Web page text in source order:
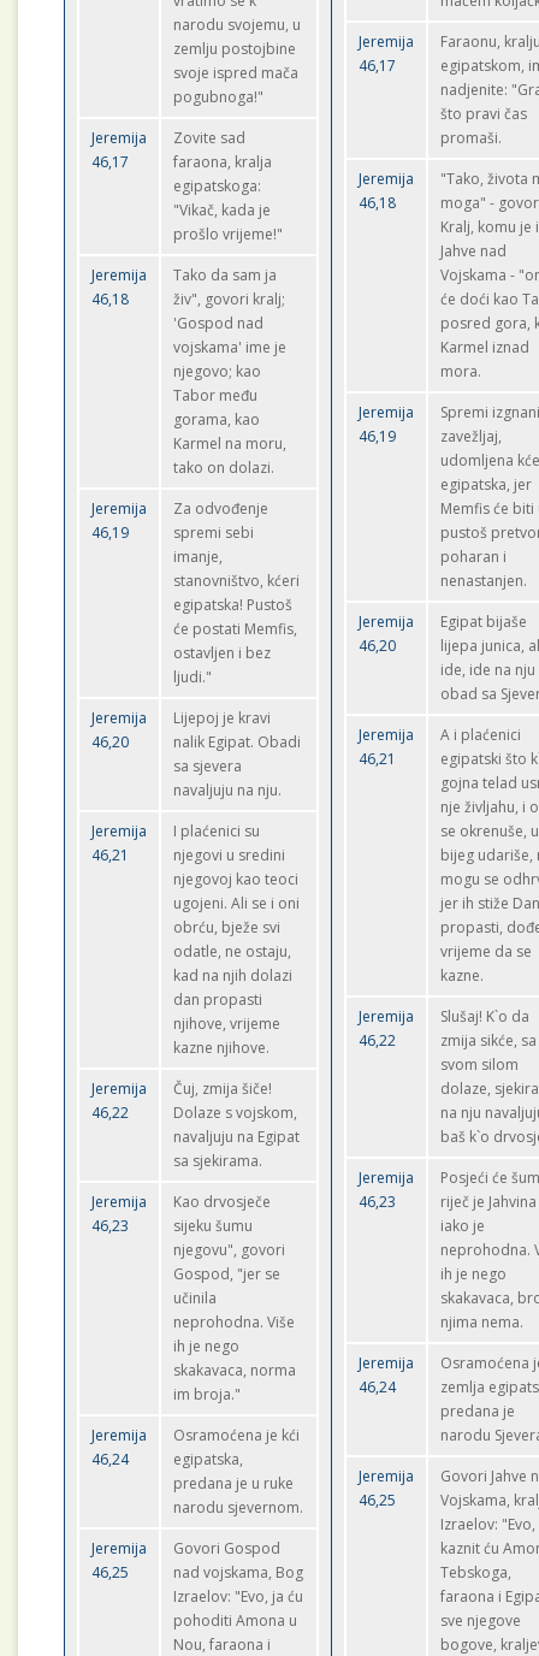
narodu svojemu, u
zemlju postojbine
svoje ispred mača
pogubnoga!"
Jeremija
46,17
Zovite sad
faraona, kralja
egipatskoga:
"Vikač, kada je
prošlo vrijeme!"
Jeremija
46,18
Tako da sam ja
živ", govori kralj;
'Gospod nad
vojskama' ime je
njegovo; kao
Tabor među
gorama, kao
Karmel na moru,
tako on dolazi.
Jeremija
46,19
Za odvođenje
spremi sebi
imanje,
stanovništvo, kćeri
egipatska! Pustoš
će postati Memfis,
ostavljen i bez
ljudi."
Jeremija
46,20
Lijepoj je kravi
nalik Egipat. Obadi
sa sjevera
navaljuju na nju.
Jeremija
46,21
I plaćenici su
njegovi u sredini
njegovoj kao teoci
ugojeni. Ali se i oni
obrću, bježe svi
odatle, ne ostaju,
kad na njih dolazi
dan propasti
njihove, vrijeme
kazne njihove.
Jeremija
46,22
Čuj, zmija šiče!
Dolaze s vojskom,
navaljuju na Egipat
sa sjekirama.
Jeremija
46,23
Kao drvosječe
sijeku šumu
njegovu", govori
Gospod, "jer se
učinila
neprohodna. Više
ih je nego
skakavaca, norma
im broja."
Jeremija
46,24
Osramoćena je kći
egipatska,
predana je u ruke
narodu sjevernom.
Jeremija
46,25
Govori Gospod
nad vojskama, Bog
Izraelov: "Evo, ja ću
pohoditi Amona u
Nou, faraona i
Jeremija
46,17
Faraonu,
egipatskom,
nadjenite:
što pravi čas
promaši.
Jeremija
46,18
"Tako, života
moga" -
Kralj, komu je
Jahve nad
Vojskama -
će doći kao
posred gora,
Karmel iznad
mora.
Jeremija
46,19
Spremi
zavežljaj,
udomljena
egipatska, jer
Memfis će biti
pustoš
poharan i
nenastanjen.
Jeremija
46,20
Egipat bijaše
lijepa junica,
ide, ide na nju
obad sa
Jeremija
46,21
A i plaćenici
egipatski što
gojna telad
nje življahu, i
se okrenuše, u
bijeg udariše,
mogu se
jer ih stiže
propasti,
vrijeme da se
kazne.
Jeremija
46,22
Slušaj! K`o da
zmija sikće, sa
svom silom
dolaze,
na nju
baš k`o
Jeremija
46,23
Posjeći će
riječ je
iako je
neprohodna.
ih je nego
skakavaca,
njima nema.
Jeremija
46,24
Osramoćena
zemlja
predana je
narodu
Jeremija
46,25
Govori Jahve
Vojskama,
Izraelov: "Evo,
kaznit ću
Tebskoga,
faraona i
sve njegove
bogove,